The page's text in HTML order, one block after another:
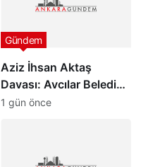
Aziz İhsan Aktaş
Davası: Avcılar Belediye
Başkanı Utku Caner
Gündem
1 gün önce